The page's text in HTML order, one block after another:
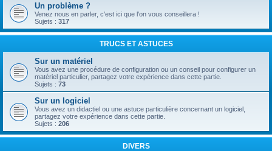
Un problème ?
Venez nous en parler, c'est ici que l'on vous conseillera !
Sujets : 317
TRUCS ET ASTUCES
Sur un matériel
Vous avez une procédure de configuration ou un conseil pour configurer un
matériel particulier, partagez votre expérience dans cette partie.
Sujets : 73
Sur un logiciel
Vous avez un didactiel ou une astuce particulière concernant un logiciel,
partagez votre expérience dans cette partie.
Sujets : 206
DIVERS